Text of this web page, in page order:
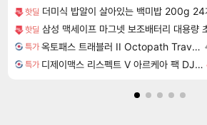
핫딜 더미식 밥알이 살아있는 백미밥 200g 24개 외
핫딜 삼성 맥세이프 마그넷 보조배터리 대용량 초고속충전
특가 옥토패스 트래블러 II Octopath Traveler II
특가 디제이맥스 리스펙트 V 아르케아 팩 DJMAX RESPECT V Arcaea Pack DLC